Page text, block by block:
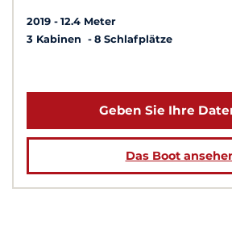
2019
12.4 Meter
3 Kabinen
8 Schlafplätze
Geben Sie Ihre
Das Boot